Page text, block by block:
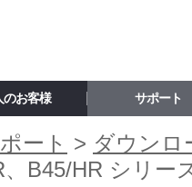
のお客様 サポート
ート > ダウンロ
、B45/HR シリー